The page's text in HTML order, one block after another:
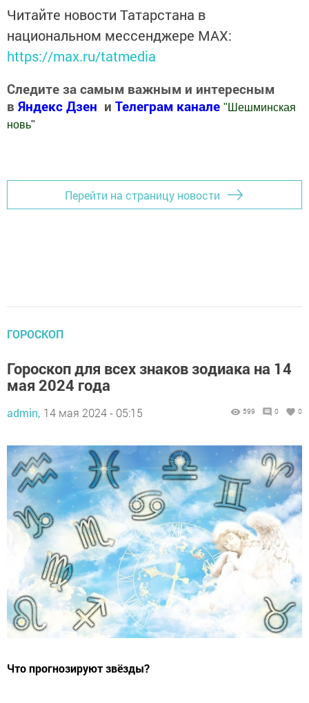
Читайте новости Татарстана в
национальном мессенджере MАХ:
https://max.ru/tatmedia
Следите за самым важным и интересным
в Яндекс Дзен и Телеграм канале " Шешминская
новь"
Перейти на страницу новости
ГОРОСКОП
Гороскоп для всех знаков зодиака на 14
мая 2024 года
admin, 14 мая 2024 - 05:15 599 0 0
Что прогнозируют звёзды?